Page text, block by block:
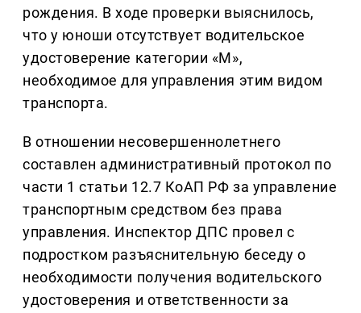
рождения. В ходе проверки выяснилось,
что у юноши отсутствует водительское
удостоверение категории «М»,
необходимое для управления этим видом
транспорта.
В отношении несовершеннолетнего
составлен административный протокол по
части 1 статьи 12.7 КоАП РФ за управление
транспортным средством без права
управления. Инспектор ДПС провел с
подростком разъяснительную беседу о
необходимости получения водительского
удостоверения и ответственности за